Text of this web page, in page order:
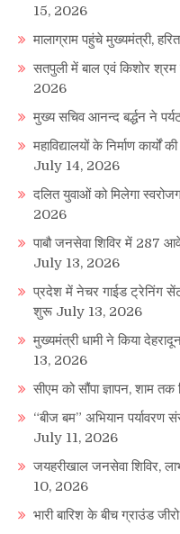
15, 2026
मालाग्राम पहुंचे मुख्यमंत्री,
सतपुली में बाल एवं किशोर श्रम
2026
मुख्य सचिव आनन्द बर्द्धन ने
महाविद्यालयों के निर्माण कार्यों
July 14, 2026
दलित युवाओं को मिलेगा
2026
पाबौ जनसेवा शिविर में 287
July 13, 2026
प्रदेश में नेचर गाईड ट्रेनिंग
शुरू July 13, 2026
मुख्यमंत्री धामी ने किया देहरादून
13, 2026
सीएम को सौंपा ज्ञापन, शाम तक
“बीज बम” अभियान पर्यावरण
July 11, 2026
जयहरीखाल जनसेवा शिविर,
10, 2026
भारी बारिश के बीच ग्राउंड